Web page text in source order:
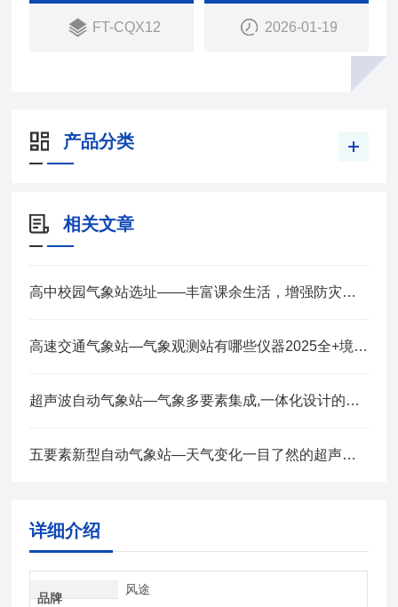
FT-CQX12 2026-01-19
产品分类
相关文章
高中校园气象站选址——丰富课余生活，增强防灾意识 2025全+境+派+送
高速交通气象站—气象观测站有哪些仪器2025全+境+派+送
超声波自动气象站—气象多要素集成,一体化设计的小型气象站2025全+境+派+送
五要素新型自动气象站—天气变化一目了然的超声波气象站2024全+境+派+送
详细介绍
品牌
风途